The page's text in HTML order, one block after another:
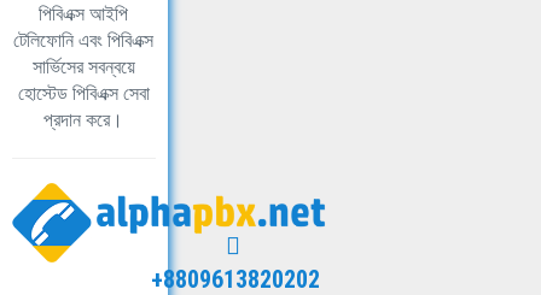
পিবিএক্স আইপি
টেলিফোনি এবং পিবিএক্স
সার্ভিসের সবন্বয়ে
হোস্টেড পিবিএক্স সেবা
প্রদান করে।
+8809613820202